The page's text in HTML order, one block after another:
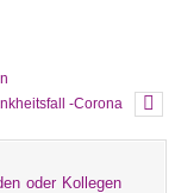
-Corona
oder Kollegen